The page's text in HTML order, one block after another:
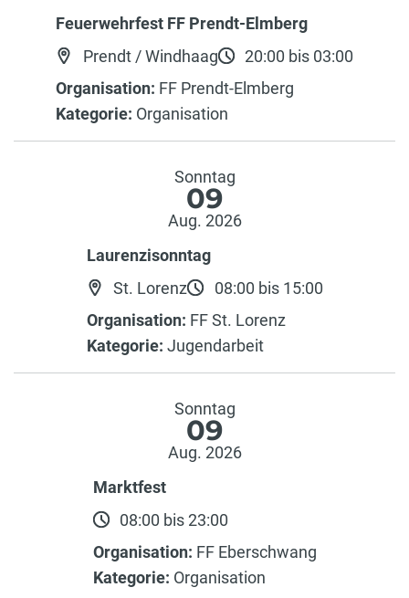
Feuerwehrfest FF Prendt-Elmberg
Prendt / Windhaag
20:00 bis 03:00
Organisation: FF Prendt-Elmberg
Kategorie: Organisation
Sonntag
09
Aug. 2026
Laurenzisonntag
St. Lorenz
08:00 bis 15:00
Organisation: FF St. Lorenz
Kategorie: Jugendarbeit
Sonntag
09
Aug. 2026
Marktfest
08:00 bis 23:00
Organisation: FF Eberschwang
Kategorie: Organisation